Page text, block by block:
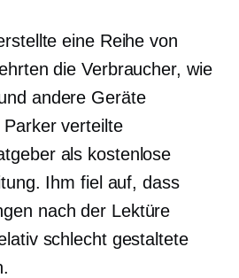
eine Reihe von
die Verbraucher, wie
andere Geräte
verteilte
als kostenlose
Ihm fiel auf, dass
nach der Lektüre
schlecht gestaltete